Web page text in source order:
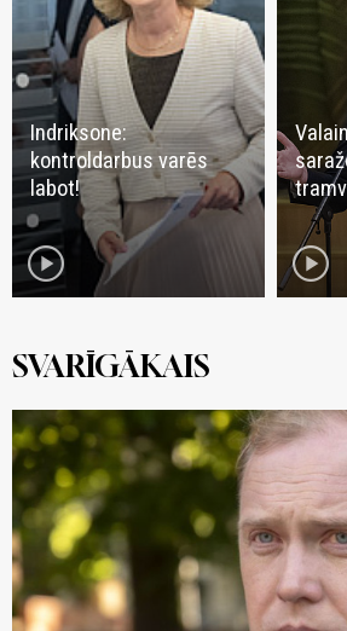
Indriksone:
kontroldarbus varēs
labot!
play_circle play_circle
SVARĪGĀKAIS